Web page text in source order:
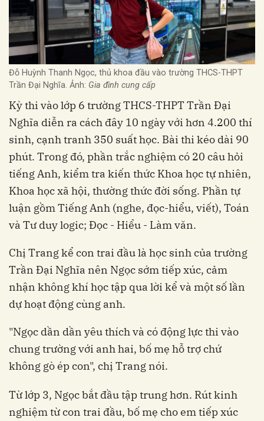
Đỗ Huỳnh Thanh Ngọc, thủ khoa đầu vào trường THCS-THPT
Trần Đại Nghĩa. Ảnh: Gia đình cung cấp
Kỳ thi vào lớp 6 trường THCS-THPT Trần Đại
Nghĩa diễn ra cách đây 10 ngày với hơn 4.200 thí
sinh, cạnh tranh 350 suất học. Bài thi kéo dài 90
phút. Trong đó, phần trắc nghiệm có 20 câu hỏi
tiếng Anh, kiểm tra kiến thức Khoa học tự nhiên,
Khoa học xã hội, thường thức đời sống. Phần tự
luận gồm Tiếng Anh (nghe, đọc-hiểu, viết), Toán
và Tư duy logic; Đọc - Hiểu - Làm văn.
Chị Trang kể con trai đầu là học sinh của trường
Trần Đại Nghĩa nên Ngọc sớm tiếp xúc, cảm
nhận không khí học tập qua lời kể và một số lần
dự hoạt động cùng anh.
"Ngọc dần dần yêu thích và có động lực thi vào
chung trường với anh hai, bố mẹ hỗ trợ chứ
không gò ép con", chị Trang nói.
Từ lớp 3, Ngọc bắt đầu tập trung hơn. Rút kinh
nghiệm từ con trai đầu, bố mẹ cho em tiếp xúc